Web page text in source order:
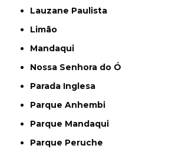
Lauzane Paulista
Limão
Mandaqui
Nossa Senhora do Ó
Parada Inglesa
Parque Anhembi
Parque Mandaqui
Parque Peruche